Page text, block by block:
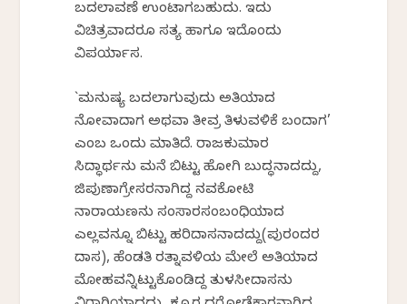
ಬದಲಾವಣೆ ಉಂಟಾಗಬಹುದು. ಇದು
ವಿಚಿತ್ರವಾದರೂ ಸತ್ಯ ಹಾಗೂ ಇದೊಂದು
ವಿಪರ್ಯಾಸ.
`ಮನುಷ್ಯ ಬದಲಾಗುವುದು ಅತಿಯಾದ
ನೋವಾದಾಗ ಅಥವಾ ತೀವ್ರ ತಿಳುವಳಿಕೆ ಬಂದಾಗ’
ಎಂಬ ಒಂದು ಮಾತಿದೆ. ರಾಜಕುಮಾರ
ಸಿದ್ಧಾರ್ಥನು ಮನೆ ಬಿಟ್ಟು ಹೋಗಿ ಬುದ್ಧನಾದದ್ದು,
ಜಿಪುಣಾಗ್ರೇಸರನಾಗಿದ್ದ ನವಕೋಟಿ
ನಾರಾಯಣನು ಸಂಸಾರಸಂಬಂಧಿಯಾದ
ಎಲ್ಲವನ್ನೂ ಬಿಟ್ಟು ಹರಿದಾಸನಾದದ್ದು(ಪುರಂದರ
ದಾಸ), ಹೆಂಡತಿ ರತ್ನಾವಳಿಯ ಮೇಲೆ ಅತಿಯಾದ
ಮೋಹವನ್ನಿಟ್ಟುಕೊಂಡಿದ್ದ ತುಳಸೀದಾಸನು